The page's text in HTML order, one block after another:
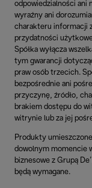
odpowiedzialności ani
wyraźny ani
charakteru informacji
przydatności
Spółka wyłącza
tym gwarancji
praw osób trzecich.
bezpośrednie ani
przyczynę, źródło,
brakiem dostępu do
witrynie lub za jej
Produkty
dowolnym momencie
biznesowe z Grupą
będą wymagane.